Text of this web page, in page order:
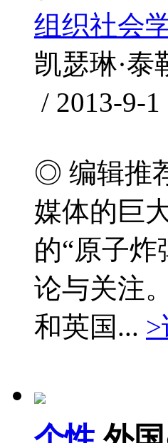
组织社会
凯瑟琳·泰
/ 2013-9-
◎ 编辑推
媒体的巨
的“原子炸
论与关注
和英国...